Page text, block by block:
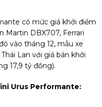
có mức giá khởi điểm
Martin DBX707, Ferrari
vào tháng 12, mẫu xe
Lan với giá bán khởi
17,9 tỷ đồng).
Urus Performante: